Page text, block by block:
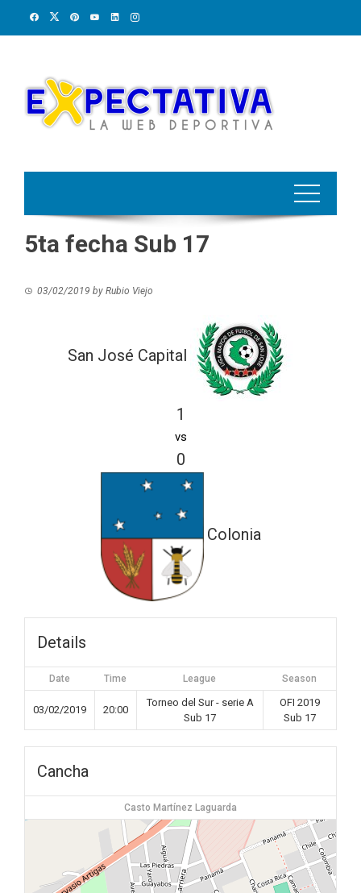
5ta fecha Sub 17
03/02/2019 by Rubio Viejo
San José Capital
1
vs
0
Colonia
Details
Date Time League Season
03/02/2019 20:00
Torneo del Sur - serie A
Sub 17
OFI 2019
Sub 17
Cancha
Casto Martínez Laguarda